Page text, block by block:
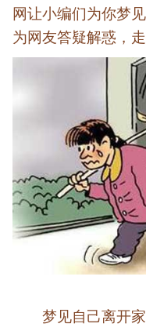
网让小编们为你梦
为网友答疑解惑，走
梦见自己离开